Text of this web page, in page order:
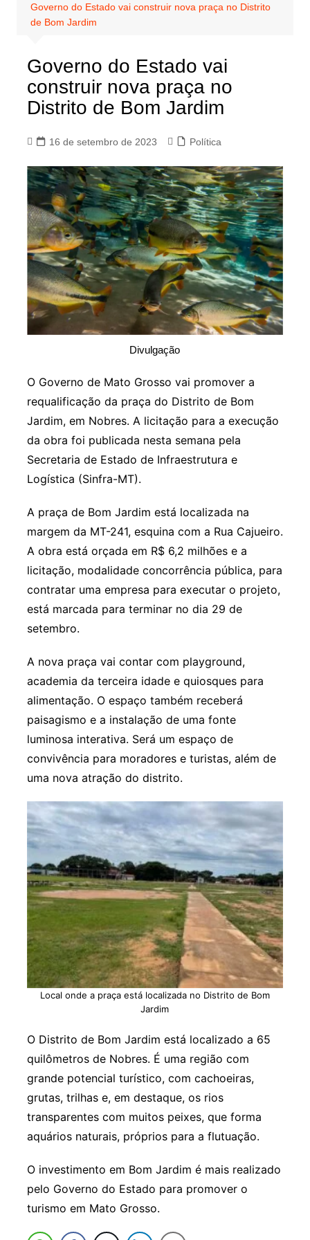
Governo do Estado vai construir nova praça no Distrito
de Bom Jardim
Governo do Estado vai
construir nova praça no
Distrito de Bom Jardim
16 de setembro de 2023 Política
Divulgação
O Governo de Mato Grosso vai promover a
requalificação da praça do Distrito de Bom
Jardim, em Nobres. A licitação para a execução
da obra foi publicada nesta semana pela
Secretaria de Estado de Infraestrutura e
Logística (Sinfra-MT).
A praça de Bom Jardim está localizada na
margem da MT-241, esquina com a Rua Cajueiro.
A obra está orçada em R$ 6,2 milhões e a
licitação, modalidade concorrência pública, para
contratar uma empresa para executar o projeto,
está marcada para terminar no dia 29 de
setembro.
A nova praça vai contar com playground,
academia da terceira idade e quiosques para
alimentação. O espaço também receberá
paisagismo e a instalação de uma fonte
luminosa interativa. Será um espaço de
convivência para moradores e turistas, além de
uma nova atração do distrito.
Local onde a praça está localizada no Distrito de Bom
Jardim
O Distrito de Bom Jardim está localizado a 65
quilômetros de Nobres. É uma região com
grande potencial turístico, com cachoeiras,
grutas, trilhas e, em destaque, os rios
transparentes com muitos peixes, que forma
aquários naturais, próprios para a flutuação.
O investimento em Bom Jardim é mais realizado
pelo Governo do Estado para promover o
turismo em Mato Grosso.